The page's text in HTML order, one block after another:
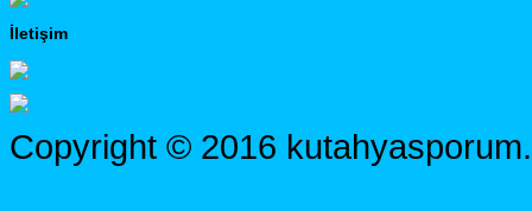
İletişim
Copyright © 2016